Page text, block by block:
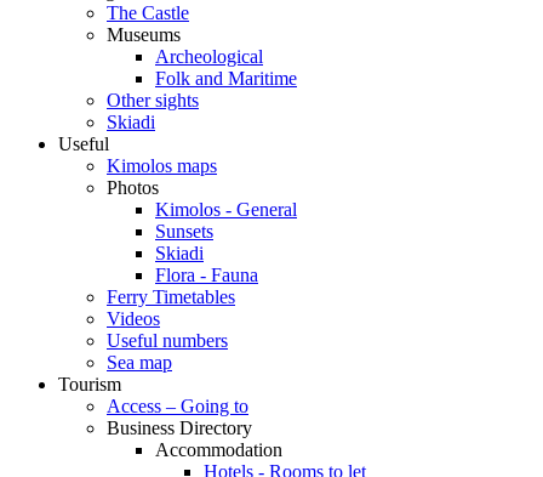
The Castle
Museums
Archeological
Folk and Maritime
Other sights
Skiadi
Useful
Kimolos maps
Photos
Kimolos - General
Sunsets
Skiadi
Flora - Fauna
Ferry Timetables
Videos
Useful numbers
Sea map
Tourism
Access – Going to
Business Directory
Accommodation
Hotels - Rooms to let